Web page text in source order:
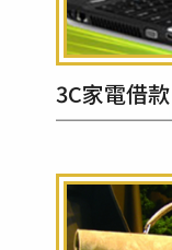
3C家電借款